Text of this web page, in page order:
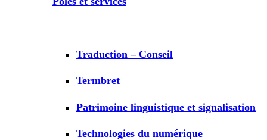
Traduction – Conseil
Termbret
Patrimoine linguistique et signalisation
Technologies du numérique